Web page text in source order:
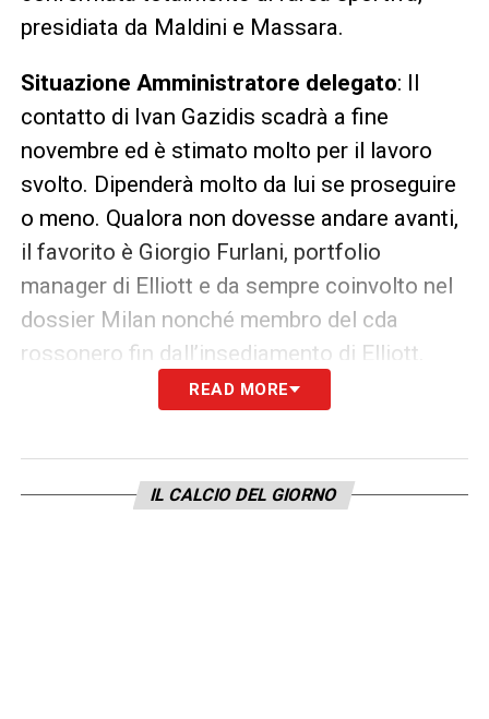
presidiata da Maldini e Massara.
Situazione Amministratore delegato: Il
contatto di Ivan Gazidis scadrà a fine
novembre ed è stimato molto per il lavoro
svolto. Dipenderà molto da lui se proseguire
o meno. Qualora non dovesse andare avanti,
il favorito è Giorgio Furlani, portfolio
manager di Elliott e da sempre coinvolto nel
dossier Milan nonché membro del cda
rossonero fin dall’insediamento di Elliott.
READ MORE
IL CALCIO DEL GIORNO